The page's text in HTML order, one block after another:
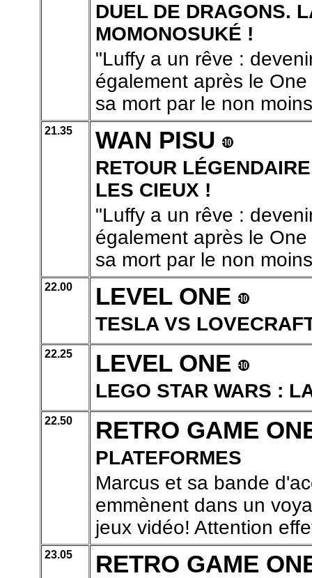
DUEL DE DRAGONS.
MOMONOSUKÉ !
"Luffy a un rêve :
également après le
sa mort par le non
21.35 WAN PISU
RETOUR
LES CIEUX !
"Luffy a un rêve :
également après le
sa mort par le non
22.00 LEVEL ONE
TESLA VS
22.25 LEVEL ONE
LEGO STAR WARS :
22.50 RETRO GAME
PLATEFORMES
Marcus et sa bande
emmènent dans un
jeux vidéo! Attention
23.05 RETRO GAME